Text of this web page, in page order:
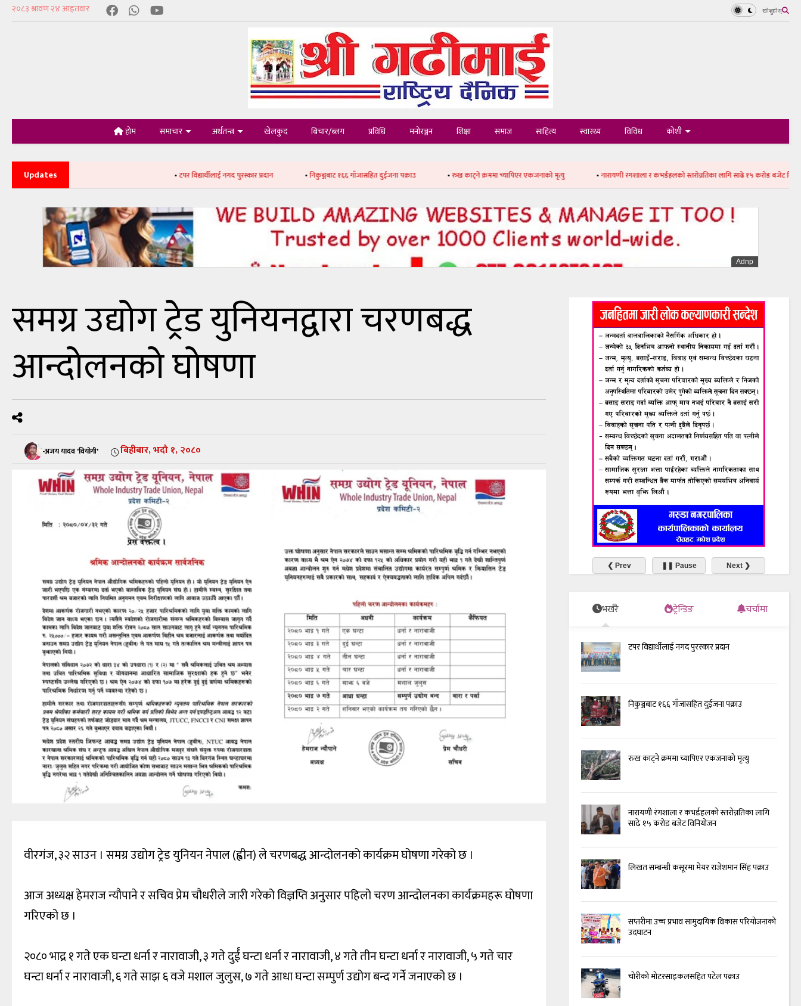
खोज्नुहोस्
होम समाचार अर्थतन्त्र खेलकुद बिचार/ब्लग प्रविधि मनोरञ्जन शिक्षा समाज साहित्य स्वास्थ्य विविध कोशी
Updates टपर विद्यार्थीलाई नगद पुरस्कार प्रदान •निकुञ्जबाट १६६ गाँजासहित दुईजना पक्राउ •रुख काट्ने क्रममा च्यापिएर एकजनाको मृत्यु •नारायणी रंगशाला र कभर्डहलको स्तरोन्नतिका लागि साढे १५ करोड बजेट विनियोजन •
Adnp
समग्र उद्योग ट्रेड युनियनद्वारा चरणबद्ध
आन्दोलनको घोषणा
-अजय यादव 'वियोगी' बिहीबार, भदौ १, २०८०
वीरगंज, ३२ साउन । समग्र उद्योग ट्रेड युनियन नेपाल (ह्वीन) ले चरणबद्ध आन्दोलनको कार्यक्रम घोषणा गरेको छ ।
आज अध्यक्ष हेमराज न्यौपाने र सचिव प्रेम चौधरीले जारी गरेको विज्ञप्ति अनुसार पहिलो चरण आन्दोलनका कार्यक्रमहरू घोषणा
गरिएको छ ।
२०८० भाद्र १ गते एक घन्टा धर्ना र नारावाजी, ३ गते दुर्ई घन्टा धर्ना र नारावाजी, ४ गते तीन घन्टा धर्ना र नारावाजी, ५ गते चार
घन्टा धर्ना र नारावाजी, ६ गते साझ ६ वजे मशाल जुलुस, ७ गते आधा घन्टा सम्पुर्ण उद्योग बन्द गर्ने जनाएको छ ।
❮ Prev ❚❚ Pause Next ❯
भर्खरै ट्रेन्डिङ चर्चामा
टपर विद्यार्थीलाई नगद पुरस्कार प्रदान
निकुञ्जबाट १६६ गाँजासहित दुईजना पक्राउ
रुख काट्ने क्रममा च्यापिएर एकजनाको मृत्यु
नारायणी रंगशाला र कभर्डहलको स्तरोन्नतिका लागि
साढे १५ करोड बजेट विनियोजन
लिखत सम्बन्धी कसूरमा मेयर राजेशमान सिंह पक्राउ
सप्तरीमा उच्च प्रभाव सामुदायिक विकास परियोजनाको
उदघाटन
चोरीको मोटरसाइकलसहित पटेल पक्राउ